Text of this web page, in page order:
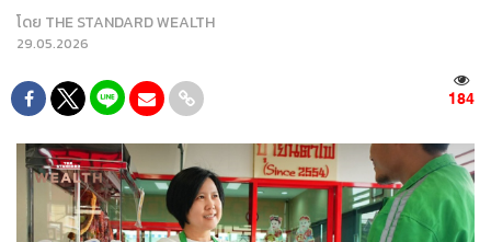
โดย THE STANDARD WEALTH
29.05.2026
184